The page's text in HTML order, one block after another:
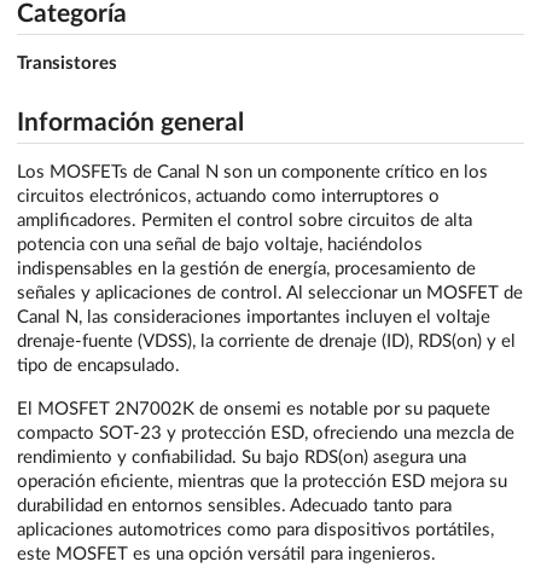
Categoría
Transistores
Información general
Los MOSFETs de Canal N son un componente crítico en los
circuitos electrónicos, actuando como interruptores o
amplificadores. Permiten el control sobre circuitos de alta
potencia con una señal de bajo voltaje, haciéndolos
indispensables en la gestión de energía, procesamiento de
señales y aplicaciones de control. Al seleccionar un MOSFET de
Canal N, las consideraciones importantes incluyen el voltaje
drenaje-fuente (VDSS), la corriente de drenaje (ID), RDS(on) y el
tipo de encapsulado.
El MOSFET 2N7002K de onsemi es notable por su paquete
compacto SOT-23 y protección ESD, ofreciendo una mezcla de
rendimiento y confiabilidad. Su bajo RDS(on) asegura una
operación eficiente, mientras que la protección ESD mejora su
durabilidad en entornos sensibles. Adecuado tanto para
aplicaciones automotrices como para dispositivos portátiles,
este MOSFET es una opción versátil para ingenieros.